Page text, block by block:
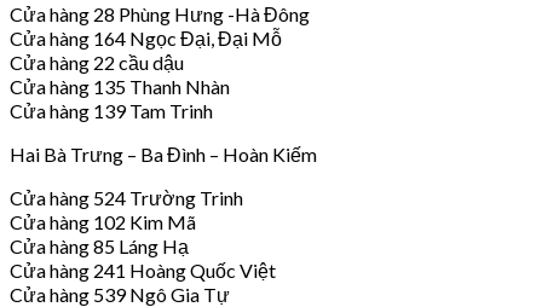
Cửa hàng 28 Phùng Hưng -Hà Đông
Cửa hàng 164 Ngọc Đại, Đại Mỗ
Cửa hàng 22 cầu dậu
Cửa hàng 135 Thanh Nhàn
Cửa hàng 139 Tam Trinh
Hai Bà Trưng – Ba Đình – Hoàn Kiếm
Cửa hàng 524 Trường Trinh
Cửa hàng 102 Kim Mã
Cửa hàng 85 Láng Hạ
Cửa hàng 241 Hoàng Quốc Việt
Cửa hàng 539 Ngô Gia Tự